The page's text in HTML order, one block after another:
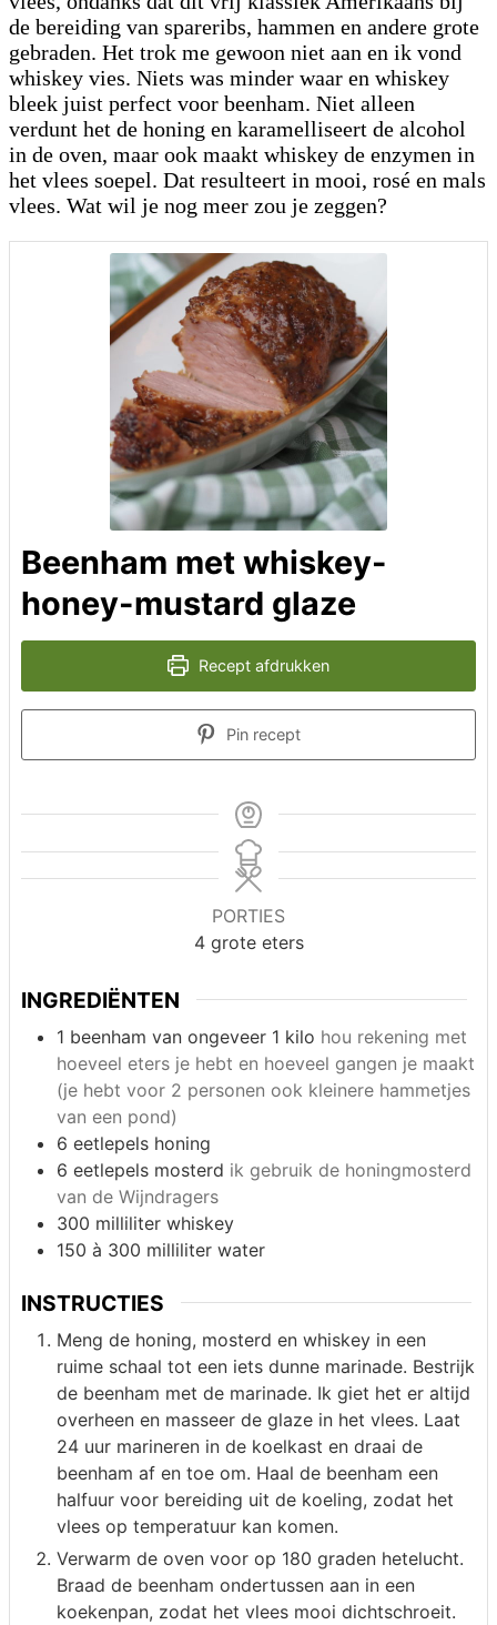
de bereiding van spareribs, hammen en andere grote
gebraden. Het trok me gewoon niet aan en ik vond
whiskey vies. Niets was minder waar en whiskey
bleek juist perfect voor beenham. Niet alleen
verdunt het de honing en karamelliseert de alcohol
in de oven, maar ook maakt whiskey de enzymen in
het vlees soepel. Dat resulteert in mooi, rosé en mals
vlees. Wat wil je nog meer zou je zeggen?
Beenham met whiskey-
honey-mustard glaze
Recept afdrukken
Pin recept
PORTIES
4 grote eters
INGREDIËNTEN
1 beenham van ongeveer 1 kilo hou rekening met
hoeveel eters je hebt en hoeveel gangen je maakt
(je hebt voor 2 personen ook kleinere hammetjes
van een pond)
6 eetlepels honing
6 eetlepels mosterd ik gebruik de honingmosterd
van de Wijndragers
300 milliliter whiskey
150 à 300 milliliter water
INSTRUCTIES
Meng de honing, mosterd en whiskey in een
ruime schaal tot een iets dunne marinade. Bestrijk
de beenham met de marinade. Ik giet het er altijd
overheen en masseer de glaze in het vlees. Laat
24 uur marineren in de koelkast en draai de
beenham af en toe om. Haal de beenham een
halfuur voor bereiding uit de koeling, zodat het
vlees op temperatuur kan komen.
Verwarm de oven voor op 180 graden hetelucht.
Braad de beenham ondertussen aan in een
koekenpan, zodat het vlees mooi dichtschroeit.